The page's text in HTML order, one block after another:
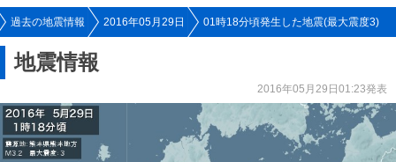
過去の地震情報 2016年05月29日 01時18分頃発生した地震(最大震度3)
地震情報
2016年05月29日01:23発表